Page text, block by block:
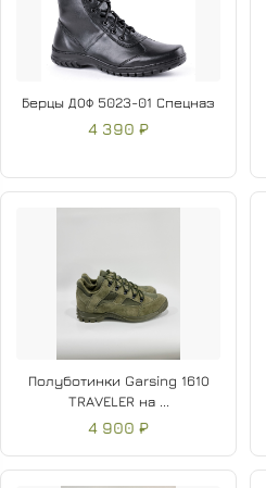
Берцы ДОФ 5023-01 Спецназ
4 390 ₽
Полуботинки Garsing 161О
TRAVELER на ...
4 900 ₽